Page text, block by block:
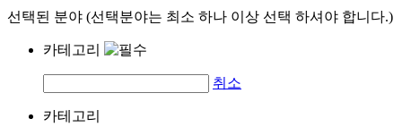
선택된 분야 (선택분야는 최소 하나 이상 선택 하셔야 합니다.)
카테고리
취소
카테고리